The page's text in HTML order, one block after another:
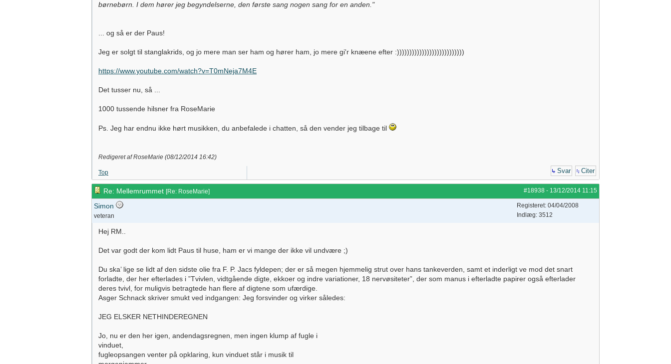
børnebørn. I dem hører jeg begyndelserne, den første sang nogen sang for en anden."
... og så er der Paus!
Jeg er solgt til stanglakrids, og jo mere man ser ham og hører ham, jo mere gi'r knæene efter :)))))))))))))))))))))))))))
https://www.youtube.com/watch?v=T0mNeja7M4E
Det tusser nu, så ...
1000 tussende hilsner fra RoseMarie
Ps. Jeg har endnu ikke hørt musikken, du anbefalede i chatten, så den vender jeg tilbage til
Redigeret af RoseMarie (08/12/2014 16:42)
Top Svar Citer
#18938 - 13/12/2014 11:15
Re: Mellemrummet [Re: RoseMarie]
Simon
veteran
Registeret: 04/04/2008
Indlæg: 3512
Hej RM..
Det var godt der kom lidt Paus til huse, ham er vi mange der ikke vil undvære ;)
Du ska’ lige se lidt af den sidste olie fra F. P. Jacs fyldepen; der er så megen hjemmelig strut over hans tankeverden, samt et inderligt ve mod det snart
forladte, der her efterlades i ”Tvivlen, vidtgående digte, ekkoer og indre variationer, 18 nervøsiteter”, der som manus i efterladte papirer også efterlader
deres tvivl, for muligvis betragtede han flere af digtene som ufærdige.
Asger Schnack skriver smukt ved indgangen: Jeg forsvinder og virker således:
JEG ELSKER NETHINDEREGNEN
Jo, nu er den her igen, andendagsregnen, men ingen klump af fugle i
vinduet,
fugleopsangen venter på opklaring, kun vinduet står i musik til